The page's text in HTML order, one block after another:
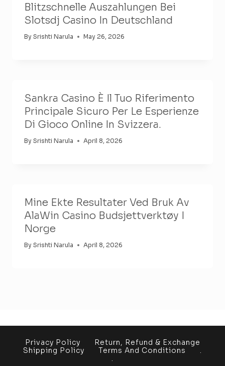
Blitzschnelle Auszahlungen Bei
Slotsdj Casino In Deutschland
By Srishti Narula May 26, 2026
Sankra Casino È Il Tuo Riferimento
Principale Sicuro Per Le Esperienze
Di Gioco Online In Svizzera.
By Srishti Narula April 8, 2026
Mine Ekte Resultater Ved Bruk Av
AlaWin Casino Budsjettverktøy I
Norge
By Srishti Narula April 8, 2026
Privacy Policy
Return, Refund & Exchange
Shipping Policy
Terms And Conditions
.
.